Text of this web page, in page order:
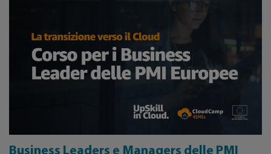
Business Leaders e Managers delle PMI